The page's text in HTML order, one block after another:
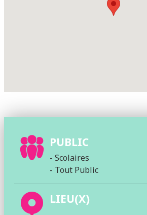
PUBLIC
- Scolaires
- Tout Public
LIEU(X)